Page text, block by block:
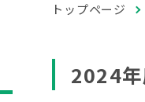
トップページ
2024